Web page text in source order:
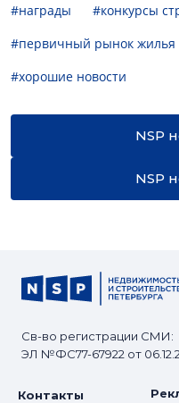
#награды #конкурсы
#первичный рынок жилья
#хорошие новости
NSP
NSP
Св-во регистрации СМИ:
ЭЛ №ФС77-67922 от
Контакты